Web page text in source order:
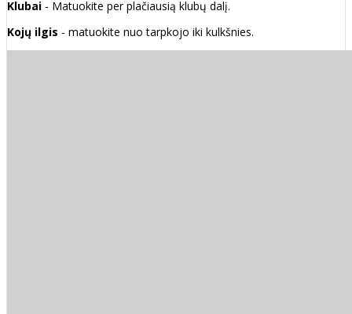
Klubai - Matuokite per plačiausią klubų dalį.
Kojų ilgis - matuokite nuo tarpkojo iki kulkšnies.